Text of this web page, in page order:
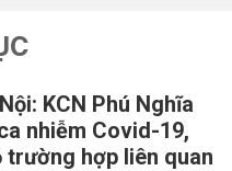
KCN Phú Nghĩa
nhiễm Covid-19,
trường hợp liên quan